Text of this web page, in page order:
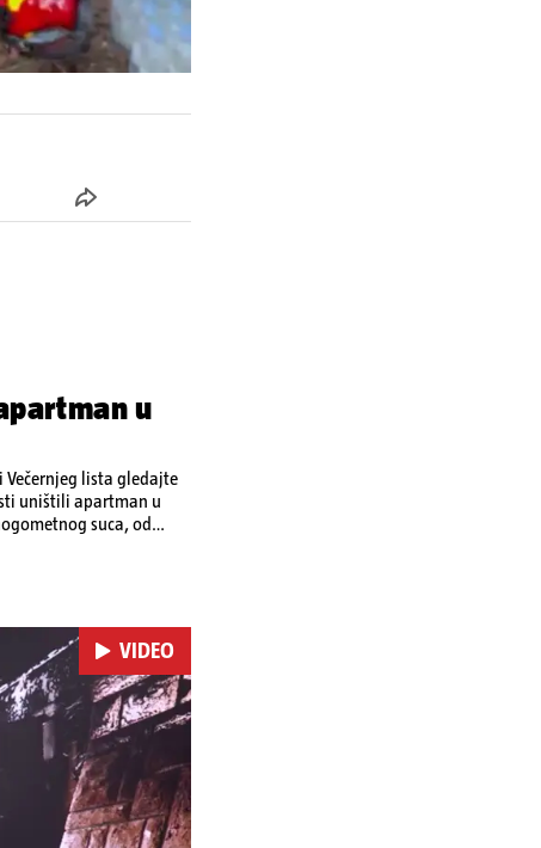
u
Večernjeg lista gledajte
uništili apartman u
suca, od
VIDEO